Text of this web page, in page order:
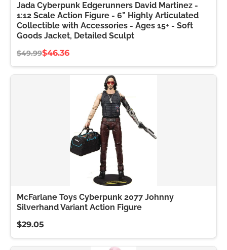
Jada Cyberpunk Edgerunners David Martinez -
1:12 Scale Action Figure - 6” Highly Articulated
Collectible with Accessories - Ages 15+ - Soft
Goods Jacket, Detailed Sculpt
$49.99$46.36
McFarlane Toys Cyberpunk 2077 Johnny
Silverhand Variant Action Figure
$29.05